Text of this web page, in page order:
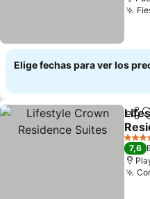
Elige fechas para ver los
4
7,6